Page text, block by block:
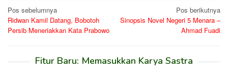
Navigasi
pos
Pos sebelumnya
Ridwan Kamil Datang, Bobotoh
Persib Meneriakkan Kata Prabowo
Pos berikutnya
Sinopsis Novel Negeri 5 Menara –
Ahmad Fuadi
Fitur Baru: Memasukkan Karya Sastra